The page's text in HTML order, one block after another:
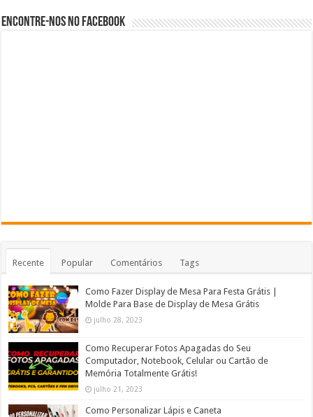
Encontre-nos no Facebook
Recente Popular Comentários Tags
Como Fazer Display de Mesa Para Festa Grátis |
Molde Para Base de Display de Mesa Grátis
julho 28, 2023
Como Recuperar Fotos Apagadas do Seu
Computador, Notebook, Celular ou Cartão de
Memória Totalmente Grátis!
julho 21, 2023
Como Personalizar Lápis e Caneta